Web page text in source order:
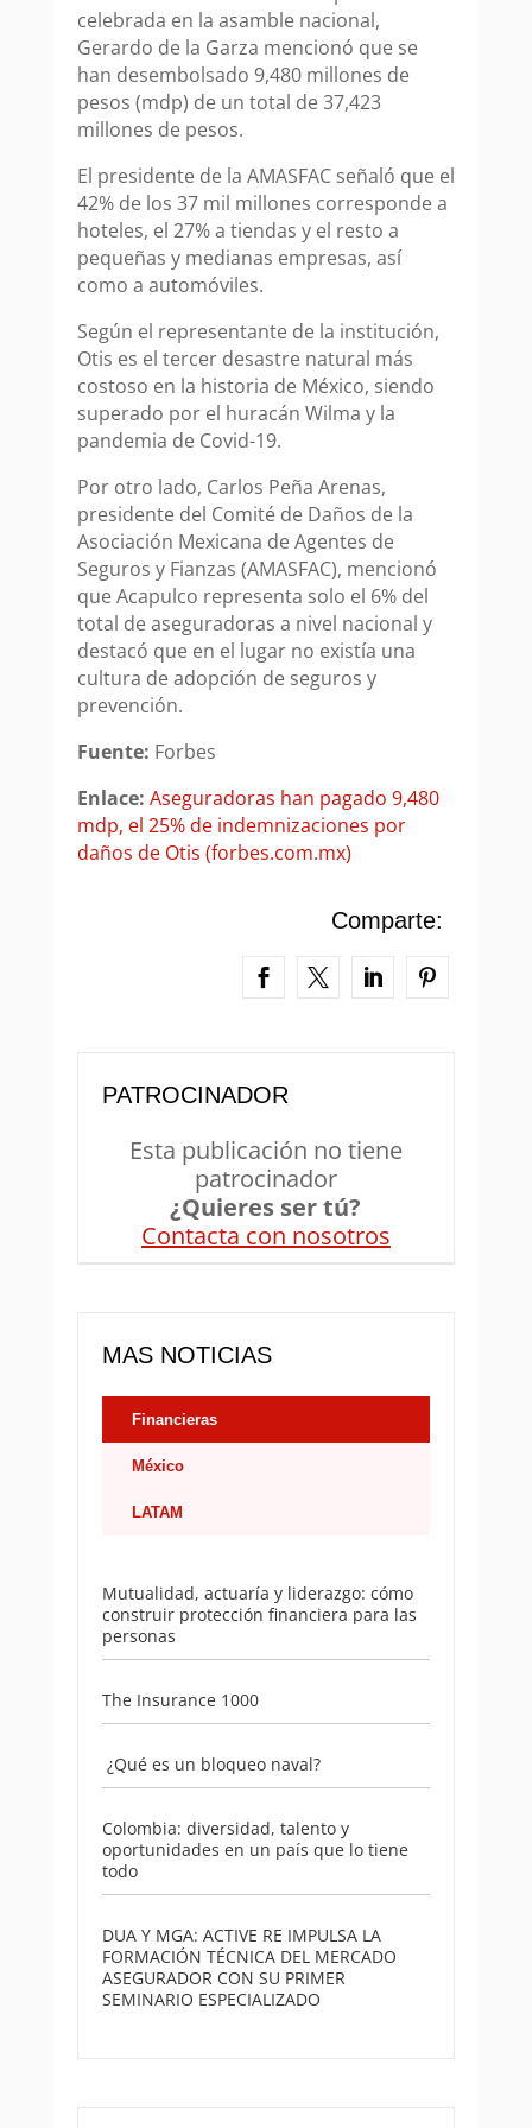
PATROCINADOR
Esta publicación no tiene
patrocinador
¿Quieres ser tú?
Contacta con nosotros
MAS NOTICIAS
Financieras
México
LATAM
Mutualidad, actuaría y liderazgo: cómo
construir protección financiera para las
personas
The Insurance 1000
¿Qué es un bloqueo naval?
Colombia: diversidad, talento y
oportunidades en un país que lo tiene
todo
DUA Y MGA: ACTIVE RE IMPULSA LA
FORMACIÓN TÉCNICA DEL MERCADO
ASEGURADOR CON SU PRIMER
SEMINARIO ESPECIALIZADO
celebrada en la asamble nacional,
Gerardo de la Garza mencionó que se
han desembolsado 9,480 millones de
pesos (mdp) de un total de 37,423
millones de pesos.
El presidente de la AMASFAC señaló que el
42% de los 37 mil millones corresponde a
hoteles, el 27% a tiendas y el resto a
pequeñas y medianas empresas, así
como a automóviles.
Según el representante de la institución,
Otis es el tercer desastre natural más
costoso en la historia de México, siendo
superado por el huracán Wilma y la
pandemia de Covid-19.
Por otro lado, Carlos Peña Arenas,
presidente del Comité de Daños de la
Asociación Mexicana de Agentes de
Seguros y Fianzas (AMASFAC), mencionó
que Acapulco representa solo el 6% del
total de aseguradoras a nivel nacional y
destacó que en el lugar no existía una
cultura de adopción de seguros y
prevención.
Fuente: Forbes
Enlace: Aseguradoras han pagado 9,480
mdp, el 25% de indemnizaciones por
daños de Otis (forbes.com.mx)
Comparte: